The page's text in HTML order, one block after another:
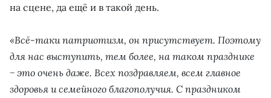
на сцене, да ещё и в такой день.
«Всё-таки патриотизм, он присутствует. Поэтому
для нас выступить, тем более, на таком празднике
− это очень даже. Всех поздравляем, всем главное
здоровья и семейного благополучия. С праздником